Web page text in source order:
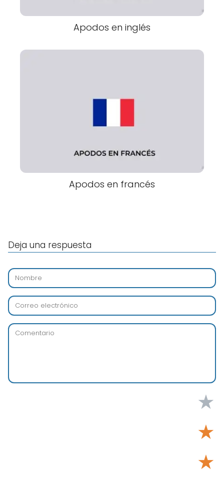
Apodos en inglés
Apodos en francés
Deja una respuesta
★
★
★